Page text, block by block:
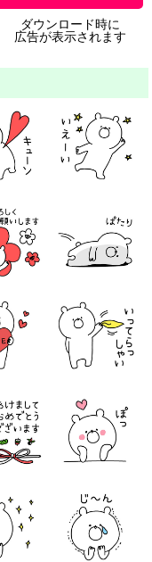
ダウンロード時に
広告が表示されます